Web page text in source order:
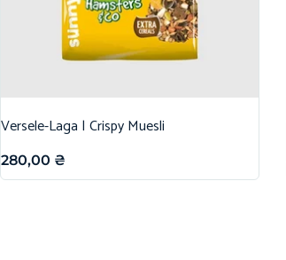
Versele-Laga | Crispy Muesli
280,00 ₴